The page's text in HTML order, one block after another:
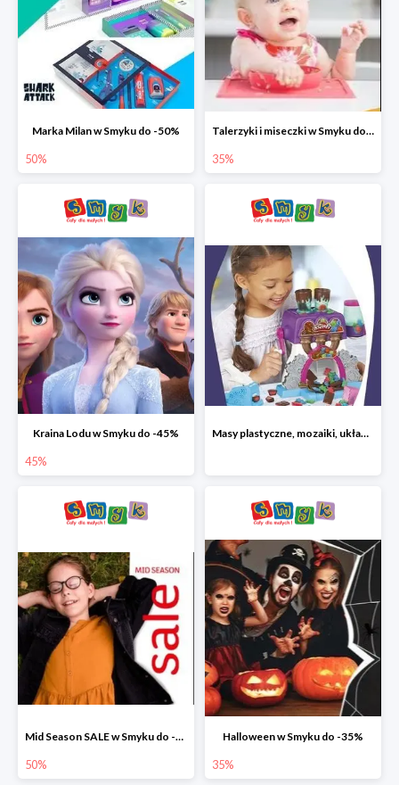
Marka Milan w Smyku do -50%
50%
Talerzyki i miseczki w Smyku do -35%
35%
Kraina Lodu w Smyku do -45%
45%
Masy plastyczne, mozaiki, układanki do -45%
Mid Season SALE w Smyku do -50%
50%
Halloween w Smyku do -35%
35%